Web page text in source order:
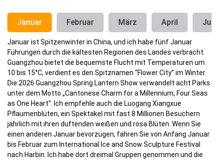
Januar Februar März April Juni
Januar ist Spitzenwinter in China, und ich habe fünf Januar
Führungen durch die kältesten Regionen des Landes verbracht.
Guangzhou bietet die bequemste Flucht mit Temperaturen um
10 bis 15°C, verdient es den Spitznamen “Flower City” im Winter.
Die 2026 Guangzhou Spring Lantern Show verwandelt acht Parks
unter dem Motto „Cantonese Charm for a Millennium, Four Seas
as One Heart“. Ich empfehle auch die Luogang Xiangxue
Pflaumenblüten, ein Spektakel mit fast 8 Millionen Besuchern
jährlich mit ihren duftenden weißen und rosa Blüten. Wenn Sie
einen anderen Januar bevorzugen, fahren Sie von Anfang Januar
bis Februar zum International Ice and Snow Sculpture Festival
nach Harbin. Ich habe dort dreimal Gruppen genommen und die